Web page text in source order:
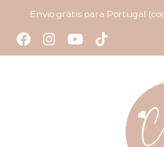
Envio grátis para Portugal